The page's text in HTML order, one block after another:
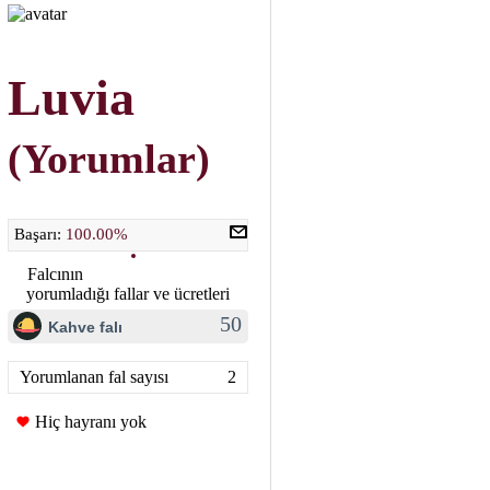
Luvia
(Yorumlar)
Başarı: 100.00%
Falcının
yorumladığı fallar ve ücretleri
Kahve falı 50
Yorumlanan fal sayısı 2
Hiç hayranı yok